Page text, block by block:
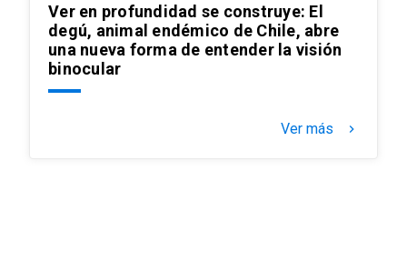
Ver en profundidad se construye: El
degú, animal endémico de Chile, abre
una nueva forma de entender la visión
binocular
Ver más keyboard_arrow_right